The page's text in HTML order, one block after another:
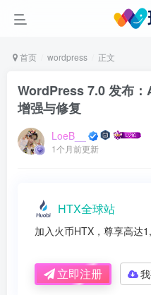
首页 wordpress 正文
WordPress 7.0 发布
增强与修复
LoeB__
1个月前更新
HTX全球站
加入火币HTX，尊享高达
立即注册